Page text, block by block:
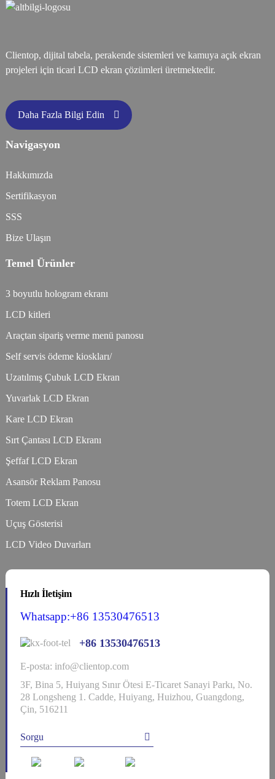
Clientop, dijital tabela, perakende sistemleri ve kamuya açık ekran
projeleri için ticari LCD ekran çözümleri üretmektedir.
Daha Fazla Bilgi Edin
Navigasyon
Hakkımızda
Sertifikasyon
SSS
Bize Ulaşın
Temel Ürünler
3 boyutlu hologram ekranı
LCD kitleri
Araçtan sipariş verme menü panosu
Self servis ödeme kioskları/
Uzatılmış Çubuk LCD Ekran
Yuvarlak LCD Ekran
Kare LCD Ekran
Sırt Çantası LCD Ekranı
Şeffaf LCD Ekran
Asansör Reklam Panosu
Totem LCD Ekran
Uçuş Gösterisi
LCD Video Duvarları
Hızlı İletişim
Whatsapp:+86 13530476513
+86 13530476513
E-posta: info@clientop.com
3F, Bina 5, Huiyang Sınır Ötesi E-Ticaret Sanayi Parkı, No.
28 Longsheng 1. Cadde, Huiyang, Huizhou, Guangdong,
Çin, 516211
Sorgu